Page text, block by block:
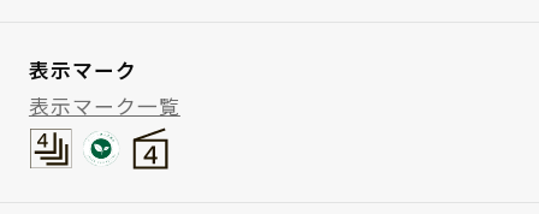
表示マーク
表示マーク一覧